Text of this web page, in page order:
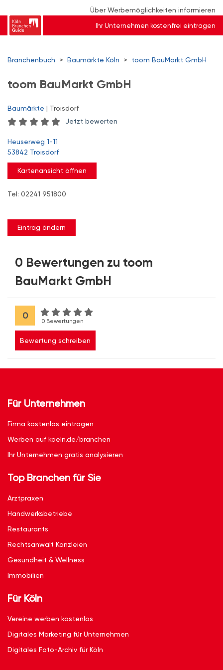
Über Werbemöglichkeiten informieren
Ihr Unternehmen kostenfrei eintragen
Branchenbuch > Baumärkte Köln > toom BauMarkt GmbH
toom BauMarkt GmbH
Baumärkte | Troisdorf
Jetzt bewerten
Heuserweg 1-11
53842 Troisdorf
Kartenansicht öffnen
Tel: 02241 951800
Eintrag ändern
0 Bewertungen zu toom
BauMarkt GmbH
0
0 Bewertungen
Bewertung schreiben
Für Unternehmen
Firma kostenlos eintragen
Werben auf koeln.de/branchen
Ihr Unternehmen gratis analysieren
Top Branchen für Sie
Arztpraxen
Handwerksbetriebe
Restaurants
Rechtsanwalt Kanzleien
Gesundheit & Wellness
Immobilien
Für Köln
Vereine werben kostenlos
Digitales Marketing für Unternehmen
Digitales Foto-Archiv für Köln